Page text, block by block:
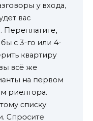
у входа,
вас
Переплатите,
с 3-го или 4-
квартиру
всё же
на первом
риелтора.
списку:
Спросите